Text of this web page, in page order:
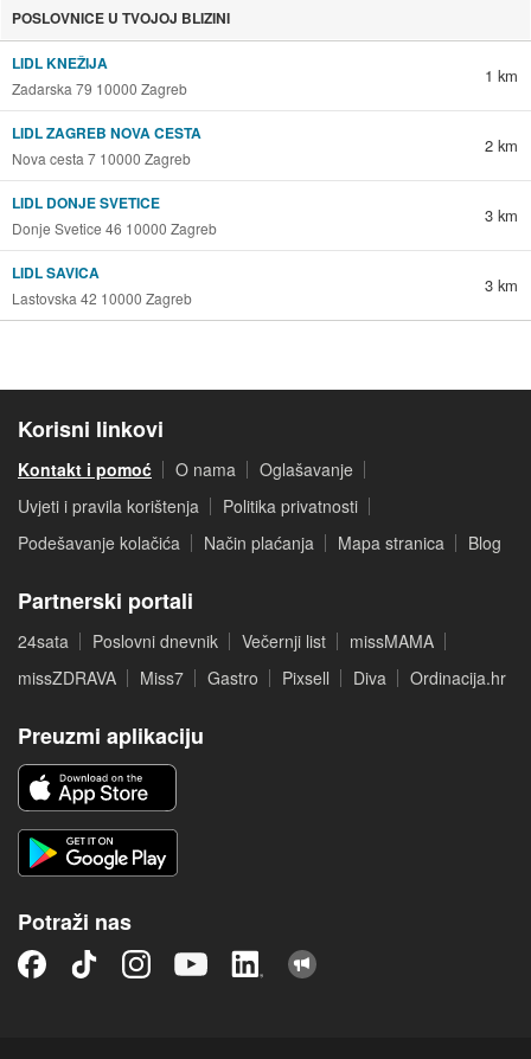
POSLOVNICE U TVOJOJ BLIZINI
LIDL KNEŽIJA
Zadarska 79 10000 Zagreb
1 km
LIDL ZAGREB NOVA CESTA
Nova cesta 7 10000 Zagreb
2 km
LIDL DONJE SVETICE
Donje Svetice 46 10000 Zagreb
3 km
LIDL SAVICA
Lastovska 42 10000 Zagreb
3 km
Korisni linkovi
Kontakt i pomoć O nama
Oglašavanje
Uvjeti i pravila korištenja
Politika privatnosti
Podešavanje kolačića
Način plaćanja Mapa stranica Blog
Partnerski portali
24sata Poslovni dnevnik Večernji list
missMAMA
missZDRAVA
Miss7 Gastro Pixsell Diva Ordinacija.hr
Preuzmi aplikaciju
Potraži nas